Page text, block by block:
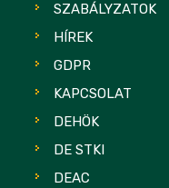
SZABÁLYZATOK
HÍREK
GDPR
KAPCSOLAT
DEHÖK
DE STKI
DEAC